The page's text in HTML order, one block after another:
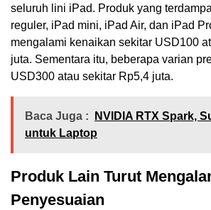
seluruh lini iPad. Produk yang
reguler, iPad mini, iPad Air, dan iPad
mengalami kenaikan sekitar USD100
juta. Sementara itu, beberapa varian
USD300 atau sekitar Rp5,4 juta.
Baca Juga :
NVIDIA RTX Spark,
untuk Laptop
Produk Lain Turut
Penyesuaian